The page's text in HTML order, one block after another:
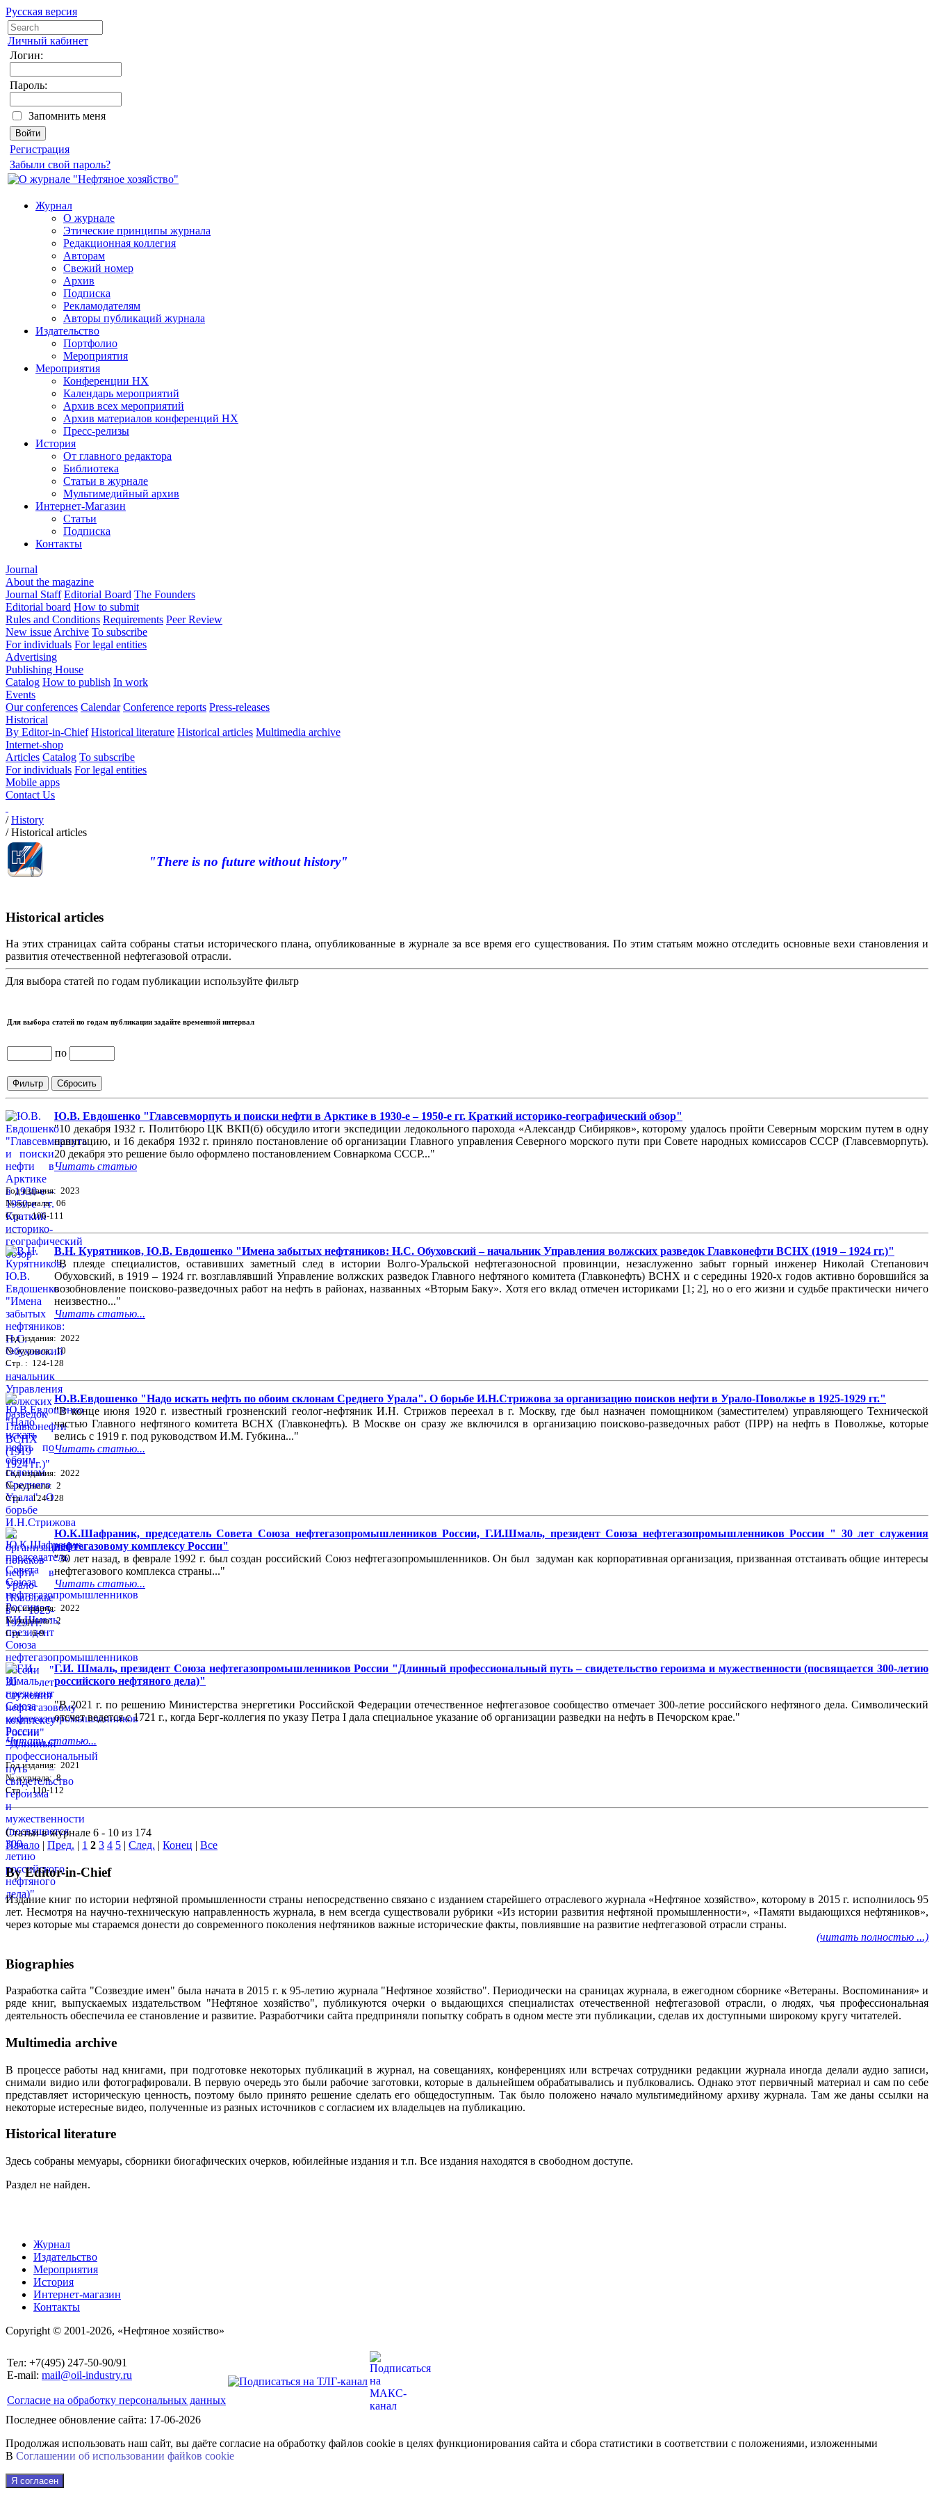
Русская версия
Личный кабинет
Логин:
Пароль:
Запомнить меня
Регистрация
Забыли свой пароль?
Журнал
О журнале
Этические принципы журнала
Редакционная коллегия
Авторам
Свежий номер
Архив
Подписка
Рекламодателям
Авторы публикаций журнала
Издательство
Портфолио
Мероприятия
Мероприятия
Конференции НХ
Календарь мероприятий
Архив всех мероприятий
Архив материалов конференций НХ
Пресс-релизы
История
От главного редактора
Библиотека
Статьи в журнале
Мультимедийный архив
Интернет-Магазин
Статьи
Подписка
Контакты
Journal
About the magazine
Journal Staff Editorial Board The Founders
Editorial board How to submit
Rules and Conditions Requirements Peer Review
New issue Archive To subscribe
For individuals For legal entities
Advertising
Publishing House
Catalog How to publish In work
Events
Our conferences Calendar Conference reports Press-releases
Historical
By Editor-in-Chief Historical literature Historical articles Multimedia archive
Internet-shop
Articles Catalog To subscribe
For individuals For legal entities
Mobile apps
Contact Us
/History
/Historical articles
"There is no future without history"
Historical articles
На этих страницах сайта собраны статьи исторического плана, опубликованные в журнале за все время его существования. По этим статьям можно отследить основные вехи становления и
развития отечественной нефтегазовой отрасли.
Для выбора статей по годам публикации используйте фильтр
Для выбора статей по годам публикации задайте временной интервал
по
Ю.В. Евдошенко "Главсевморпуть и поиски нефти в Арктике в 1930-е – 1950-е гг. Краткий историко-географический обзор"
"10 декабря 1932 г. Политбюро ЦК ВКП(б) обсудило итоги экспедиции ледокольного парохода «Александр Сибиряков», которому удалось пройти Северным морским путем в одну
навигацию, и 16 декабря 1932 г. приняло постановление об организации Главного управления Северного морского пути при Совете народных комиссаров СССР (Главсевморпуть).
20 декабря это решение было оформлено постановлением Совнаркома СССР..."
Читать статью
Год издания: 2023
№ журнала: 06
Стр. : 106-111
В.Н. Курятников, Ю.В. Евдошенко "Имена забытых нефтяников: Н.С. Обуховский – начальник Управления волжских разведок Главконефти ВСНХ (1919 – 1924 гг.)"
"В плеяде специалистов, оставивших заметный след в истории Волго-Уральской нефтегазоносной провинции, незаслуженно забыт горный инженер Николай Степанович
Обуховский, в 1919 – 1924 гг. возглавлявший Управление волжских разведок Главного нефтяного комитета (Главконефть) ВСНХ и с середины 1920-х годов активно боровшийся за
возобновление поисково-разведочных работ на нефть в районах, названных «Вторым Баку». Хотя его вклад отмечен историками [1; 2], но о его жизни и судьбе практически ничего
неизвестно..."
Читать статью...
Год издания: 2022
№ журнала: 10
Стр. : 124-128
Ю.В.Евдошенко "Надо искать нефть по обоим склонам Среднего Урала". О борьбе И.Н.Стрижова за организацию поисков нефти в Урало-Поволжье в 1925-1929 гг."
"В конце июня 1920 г. известный грозненский геолог-нефтяник И.Н. Стрижов переехал в г. Москву, где был назначен помощником (заместителем) управляющего Технической
частью Главного нефтяного комитета ВСНХ (Главконефть). В Москве он сразу же включился в организацию поисково-разведочных работ (ПРР) на нефть в Поволжье, которые
велись с 1919 г. под руководством И.М. Губкина..."
Читать статью...
Год издания: 2022
№ журнала: 2
Стр. : 124-128
Ю.К.Шафраник, председатель Совета Союза нефтегазопромышленников России, Г.И.Шмаль, президент Союза нефтегазопромышленников России " 30 лет служения
нефтегазовому комплексу России"
"30 лет назад, в феврале 1992 г. был создан российский Союз нефтегазопромышленников. Он был задуман как корпоративная организация, призванная отстаивать общие интересы
нефтегазового комплекса страны..."
Читать статью...
Год издания: 2022
№ журнала: 2
Стр. : 6-9
Г.И. Шмаль, президент Союза нефтегазопромышленников России "Длинный профессиональный путь – свидетельство героизма и мужественности (посвящается 300-летию
российского нефтяного дела)"
"В 2021 г. по решению Министерства энергетики Российской Федерации отечественное нефтегазовое сообщество отмечает 300-летие российского нефтяного дела. Символический
отсчет ведется с 1721 г., когда Берг-коллегия по указу Петра I дала специальное указание об организации разведки на нефть в Печорском крае."
Читать статью...
Год издания: 2021
№ журнала: 8
Стр. : 110-112
Статьи в журнале 6 - 10 из 174
Начало | Пред. | 1 2 3 4 5 | След. | Конец | Все
By Editor-in-Chief
Издание книг по истории нефтяной промышленности страны непосредственно связано с изданием старейшего отраслевого журнала «Нефтяное хозяйство», которому в 2015 г. исполнилось 95
лет. Несмотря на научно-техническую направленность журнала, в нем всегда существовали рубрики «Из истории развития нефтяной промышленности», «Памяти выдающихся нефтяников»,
через которые мы стараемся донести до современного поколения нефтяников важные исторические факты, повлиявшие на развитие нефтегазовой отрасли страны.
(читать полностью ...)
Biographies
Разработка сайта "Созвездие имен" была начата в 2015 г. к 95-летию журнала "Нефтяное хозяйство". Периодически на сраницах журнала, в ежегодном сборнике «Ветераны. Воспоминания» и
ряде книг, выпускаемых издательством "Нефтяное хозяйство", публикуются очерки о выдающихся специалистах отечественной нефтегазовой отрасли, о людях, чья профессиональная
деятельность обеспечила ее становление и развитие. Разработчики сайта предприняли попытку собрать в одном месте эти публикации, сделав их доступными широкому кругу читателей.
Multimedia archive
В процессе работы над книгами, при подготовке некоторых публикаций в журнал, на совещаниях, конференциях или встречах сотрудники редакции журнала иногда делали аудио записи,
снимали видио или фотографировали. В первую очередь это были рабочие заготовки, которые в дальнейшем обрабатывались и публковались. Однако этот первичный материал и сам по себе
представляет историческую ценность, поэтому было принято решение сделать его общедоступным. Так было положено начало мультимедийному архиву журнала. Там же даны ссылки на
некоторые истересные видео, полученные из разных источников с согласием их владельцев на публикацию.
Historical literature
Здесь собраны мемуары, сборники биогафических очерков, юбилейные издания и т.п. Все издания находятся в свободном доступе.
Раздел не найден.
Журнал
Издательство
Мероприятия
История
Интернет-магазин
Контакты
Copyright © 2001-2026, «Нефтяное хозяйство»
Тел: +7(495) 247-50-90/91
E-mail: mail@oil-industry.ru
Согласие на обработку персональных данных
Последнее обновление сайта: 17-06-2026
Продолжая использовать наш сайт, вы даёте согласие на обработку файлов cookie в целях функционирования сайта и сбора статистики в соответствии с положениями, изложенными
В Соглашении об использовании файkов cookie
Я согласен